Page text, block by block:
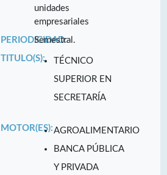
unidades
empresariales
PERIODICIDAD:
Semestral.
TITULO(S):
TÉCNICO
SUPERIOR EN
SECRETARÍA
MOTOR(ES):AGROALIMENTARIO
BANCA PÚBLICA
Y PRIVADA